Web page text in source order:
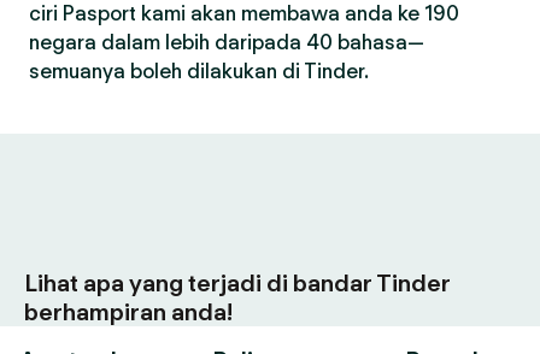
ciri Pasport kami akan membawa anda ke 190
negara dalam lebih daripada 40 bahasa—
semuanya boleh dilakukan di Tinder.
Lihat apa yang terjadi di bandar Tinder
berhampiran anda!